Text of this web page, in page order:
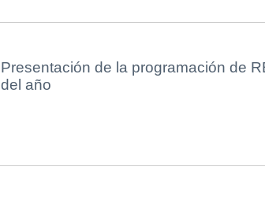
Presentación de la programación de
del año